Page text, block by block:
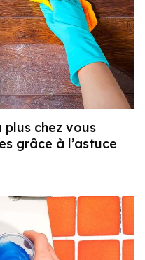
plus chez vous
grâce à l’astuce